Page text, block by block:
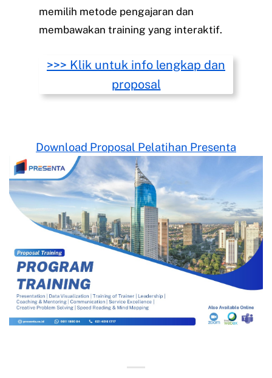
memilih metode pengajaran dan
membawakan training yang interaktif.
>>> Klik untuk info lengkap dan
proposal
Download Proposal Pelatihan Presenta